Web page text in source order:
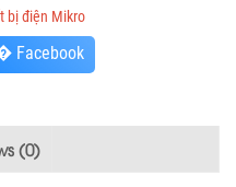
bị điện Mikro
Facebook
(0)